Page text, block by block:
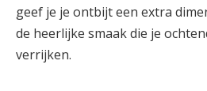
geef je je ontbijt een extra
de heerlijke smaak die je
verrijken.